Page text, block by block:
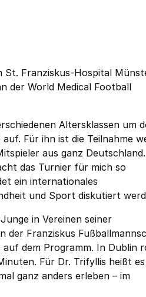
St. Franziskus-Hospital
der World Medical Football
Altersklassen um
Für ihn ist die Teilnahme
aus ganz Deutschland.
das Turnier für mich so
ein internationales
und Sport diskutiert
in Vereinen seiner
der Franziskus
dem Programm. In Dublin
Für Dr. Trifyllis heißt
ganz anders erleben – im